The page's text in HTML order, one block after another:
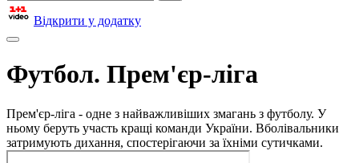
Відкрити у додатку
Футбол. Прем'єр-ліга
Прем'єр-ліга - одне з найважливіших змагань з футболу. У
ньому беруть участь кращі команди України. Вболівальники
затримують дихання, спостерігаючи за їхніми сутичками.